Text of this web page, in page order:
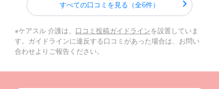
すべての口コミを見る（全6件）
※ケアスル 介護は、 口コミ投稿ガイドラインを設置していま
す。ガイドラインに違反する口コミがあった場合は、お問い
合わせよりご報告ください。